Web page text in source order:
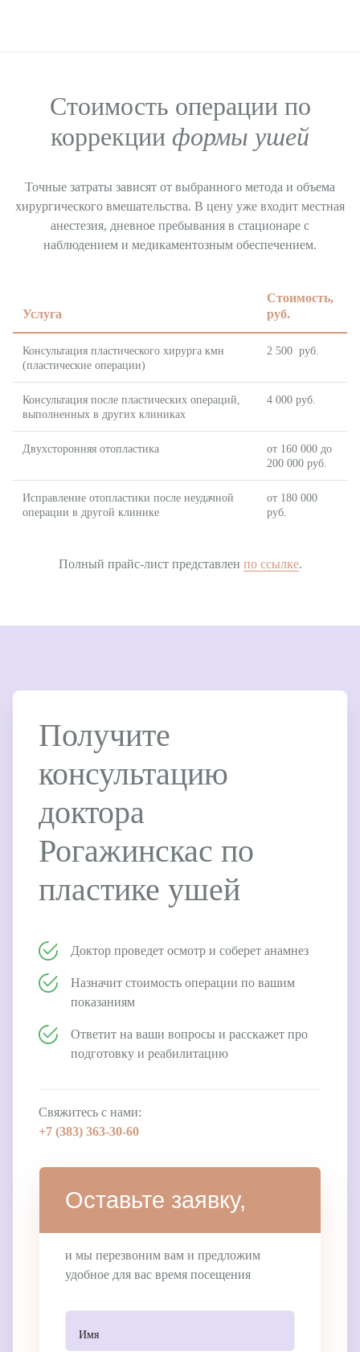
Стоимость операции по
коррекции формы ушей
Точные затраты зависят от выбранного метода и объема
хирургического вмешательства. В цену уже входит местная
анестезия, дневное пребывания в стационаре с
наблюдением и медикаментозным обеспечением.
Услуга
Стоимость,
руб.
Консультация пластического хирурга кмн
(пластические операции)
2 500 руб.
Консультация после пластических операций,
выполненных в других клиниках
4 000 руб.
Двухсторонняя отопластика
от 160 000 до
200 000 руб.
Исправление отопластики после неудачной
операции в другой клинике
от 180 000
руб.
Полный прайс-лист представлен по ссылке.
Получите
консультацию
доктора
Рогажинскас по
пластике ушей
Доктор проведет осмотр и соберет анамнез
Назначит стоимость операции по вашим
показаниям
Ответит на ваши вопросы и расскажет про
подготовку и реабилитацию
Свяжитесь с нами:
+7 (383) 363-30-60
Оставьте заявку,
и мы перезвоним вам и предложим
удобное для вас время посещения